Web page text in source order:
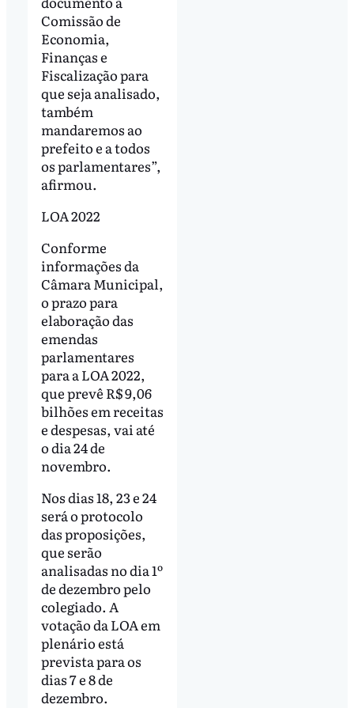
Comissão de
Economia,
Finanças e
Fiscalização para
que seja analisado,
também
mandaremos ao
prefeito e a todos
os parlamentares”,
afirmou.
LOA 2022
Conforme
informações da
Câmara Municipal,
o prazo para
elaboração das
emendas
parlamentares
para a LOA 2022,
que prevê R$ 9,06
bilhões em receitas
e despesas, vai até
o dia 24 de
novembro.
Nos dias 18, 23 e 24
será o protocolo
das proposições,
que serão
analisadas no dia 1º
de dezembro pelo
colegiado. A
votação da LOA em
plenário está
prevista para os
dias 7 e 8 de
dezembro.